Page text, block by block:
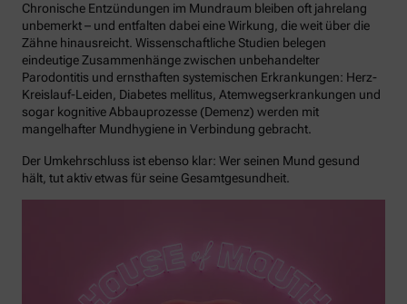
Chronische Entzündungen im Mundraum bleiben oft jahrelang
unbemerkt – und entfalten dabei eine Wirkung, die weit über die
Zähne hinausreicht. Wissenschaftliche Studien belegen
eindeutige Zusammenhänge zwischen unbehandelter
Parodontitis und ernsthaften systemischen Erkrankungen: Herz-
Kreislauf-Leiden, Diabetes mellitus, Atemwegserkrankungen und
sogar kognitive Abbauprozesse (Demenz) werden mit
mangelhafter Mundhygiene in Verbindung gebracht.
Der Umkehrschluss ist ebenso klar: Wer seinen Mund gesund
hält, tut aktiv etwas für seine Gesamtgesundheit.